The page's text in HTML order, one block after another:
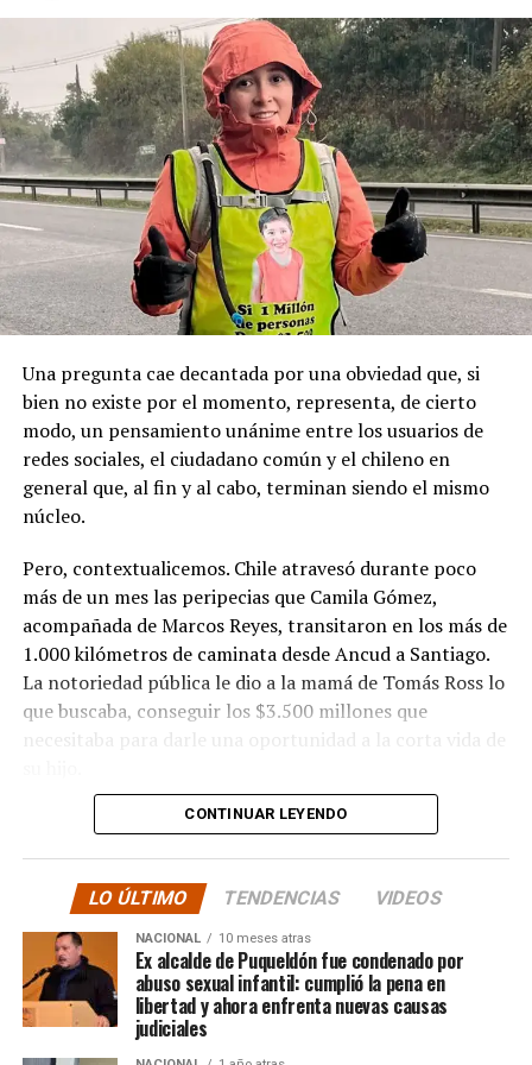
de Puqueldón, donde Montecinos ejerció como
autoridad y mantenía vínculos con sectores políticos
locales, principalmente de derecha.
Pese a la gravedad a la gravedad de los hechos, no se
registraron declaraciones públicas de su partido ni
sanciones políticas posteriores.
Sumado a esto, el alcalde Radonich, indicó que “lo que
buscamos es que esta fecha sea un feriado regional
permanente y se haga justicia con esta posesión
geopolítica que es tan importante”.
Recordemos que el 21 de Septiembre de 1883 se produjo
la Toma de Posesión del Estrecho de Magallanes, donde
el capitán Juan Guillermos y 23 tripulantes a bordo de la
Goleta de Guerra Ancud de la Armada tomaron posesión
de estas tierras patagónicas donde izaron la bandera
nacional declarando este territorio como parte de Chile.
Una pregunta cae decantada por una obviedad que, si
bien no existe por el momento, representa, de cierto
modo, un pensamiento unánime entre los usuarios de
redes sociales, el ciudadano común y el chileno en
general que, al fin y al cabo, terminan siendo el mismo
núcleo.
Pero, contextualicemos. Chile atravesó durante poco
más de un mes las peripecias que Camila Gómez,
acompañada de Marcos Reyes, transitaron en los más de
1.000 kilómetros de caminata desde Ancud a Santiago.
La notoriedad pública le dio a la mamá de Tomás Ross lo
que buscaba, conseguir los $3.500 millones que
necesitaba para darle una oportunidad a la corta vida de
La solidaridad y empatía de los chilenos en cada paso
sino que se superó con creces. De hecho, el último
cómputo dado a conocer reveló la suma total de
$3.689.545.200.
Según Camila Gómez, el excedente de casi $200
millones sería destinadopara los costos médicos
asociados al suministro del Elevidys «porque los 3.500
CONTINUAR LEYENDO
LO ÚLTIMO TENDENCIAS VIDEOS
NACIONAL 10 meses atras
Ex alcalde de Puqueldón fue condenado por
abuso sexual infantil: cumplió la pena en
libertad y ahora enfrenta nuevas causas
judiciales